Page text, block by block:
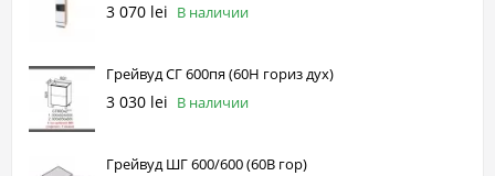
3 070 lei В наличии
Грейвуд СГ 600пя (60Н гориз дух)
3 030 lei В наличии
Грейвуд ШГ 600/600 (60В гор)